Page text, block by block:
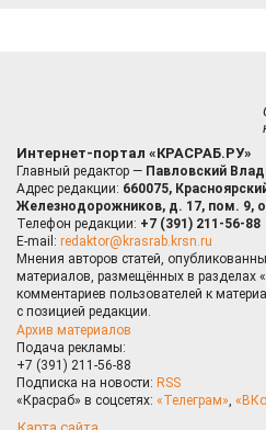
Интернет-портал «КРАСРАБ.РУ»
Главный редактор — Павловский
Адрес редакции: 660075,
Железнодорожников, д. 17, пом. 9,
Телефон редакции: +7 (391) 211-56-88
E-mail: redaktor@krasrab.krsn.ru
Мнения авторов статей,
материалов, размещённых в разделах
комментариев пользователей к
с позицией редакции.
Архив материалов
Подача рекламы:
+7 (391) 211-56-88
Подписка на новости: RSS
«Красраб» в соцсетях: «Телеграм»,